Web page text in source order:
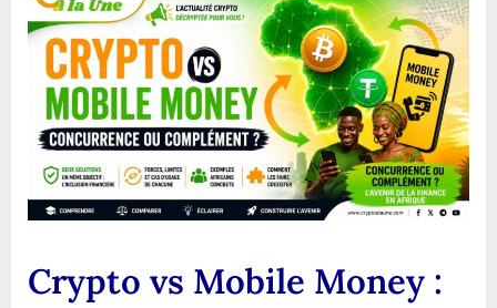
Mobile
:
concurrence
ou
complément
?
Crypto vs Mobile Money :